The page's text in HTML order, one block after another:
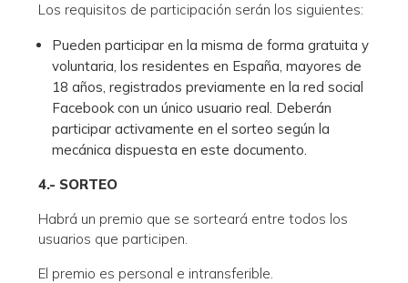
Los requisitos de participación serán los siguientes:
Pueden participar en la misma de forma gratuita y
voluntaria, los residentes en España, mayores de
18 años, registrados previamente en la red social
Facebook con un único usuario real. Deberán
participar activamente en el sorteo según la
mecánica dispuesta en este documento.
4.- SORTEO
Habrá un premio que se sorteará entre todos los
usuarios que participen.
El premio es personal e intransferible.